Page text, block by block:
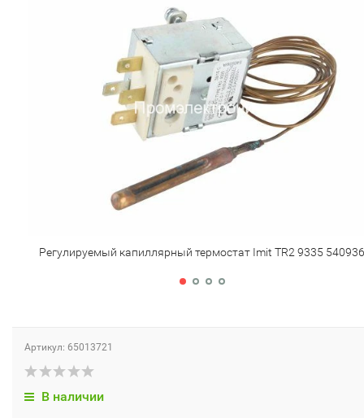
Регулируемый капиллярный термостат Imit TR2 9335 540936
Артикул: 65013721
В наличии